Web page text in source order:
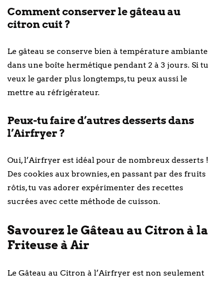
Comment conserver le gâteau au
citron cuit ?
Le gâteau se conserve bien à température ambiante
dans une boîte hermétique pendant 2 à 3 jours. Si tu
veux le garder plus longtemps, tu peux aussi le
mettre au réfrigérateur.
Peux-tu faire d’autres desserts dans
l’Airfryer ?
Oui, l’Airfryer est idéal pour de nombreux desserts !
Des cookies aux brownies, en passant par des fruits
rôtis, tu vas adorer expérimenter des recettes
sucrées avec cette méthode de cuisson.
Savourez le Gâteau au Citron à la
Friteuse à Air
Le Gâteau au Citron à l’Airfryer est non seulement